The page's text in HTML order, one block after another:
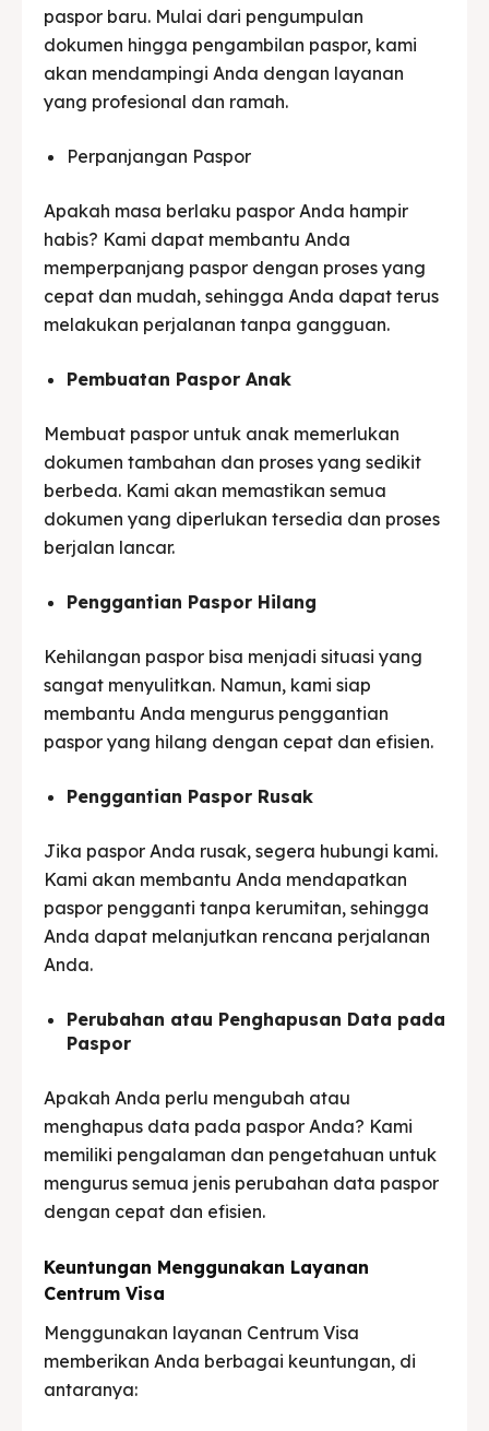
paspor baru. Mulai dari pengumpulan
dokumen hingga pengambilan paspor, kami
akan mendampingi Anda dengan layanan
yang profesional dan ramah.
Perpanjangan Paspor
Apakah masa berlaku paspor Anda hampir
habis? Kami dapat membantu Anda
memperpanjang paspor dengan proses yang
cepat dan mudah, sehingga Anda dapat terus
melakukan perjalanan tanpa gangguan.
Pembuatan Paspor Anak
Membuat paspor untuk anak memerlukan
dokumen tambahan dan proses yang sedikit
berbeda. Kami akan memastikan semua
dokumen yang diperlukan tersedia dan proses
berjalan lancar.
Penggantian Paspor Hilang
Kehilangan paspor bisa menjadi situasi yang
sangat menyulitkan. Namun, kami siap
membantu Anda mengurus penggantian
paspor yang hilang dengan cepat dan efisien.
Penggantian Paspor Rusak
Jika paspor Anda rusak, segera hubungi kami.
Kami akan membantu Anda mendapatkan
paspor pengganti tanpa kerumitan, sehingga
Anda dapat melanjutkan rencana perjalanan
Anda.
Perubahan atau Penghapusan Data pada
Paspor
Apakah Anda perlu mengubah atau
menghapus data pada paspor Anda? Kami
memiliki pengalaman dan pengetahuan untuk
mengurus semua jenis perubahan data paspor
dengan cepat dan efisien.
Keuntungan Menggunakan Layanan
Centrum Visa
Menggunakan layanan Centrum Visa
memberikan Anda berbagai keuntungan, di
antaranya: